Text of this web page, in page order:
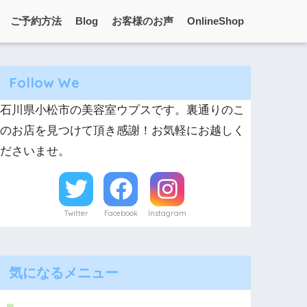
ご予約方法 Blog お客様のお声 OnlineShop
Follow We
石川県小松市の美容室ウプスです。裏通りのこ
のお店を見つけて頂き感謝！お気軽にお越しく
ださいませ。
Twitter Facebook Instagram
気になるメニュー